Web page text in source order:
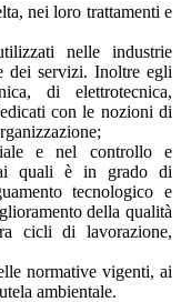
nei loro trattamenti e
nelle industrie
dei servizi. Inoltre egli
di elettrotecnica,
con le nozioni di
e nel controllo e
ai quali è in grado di
tecnologico e
della qualità
cicli di lavorazione,
normative vigenti, ai
ambientale.